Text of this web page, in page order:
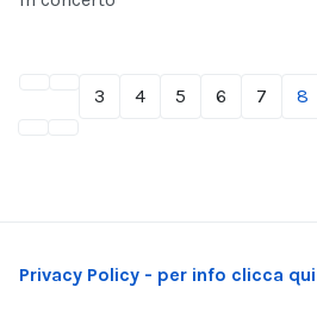
3 4 5 6 7 8
Privacy Policy - per info clicca qui